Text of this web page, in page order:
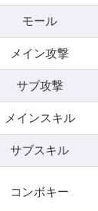
モール
メイン攻撃
サブ攻撃
メインスキル
サブスキル
コンボキー